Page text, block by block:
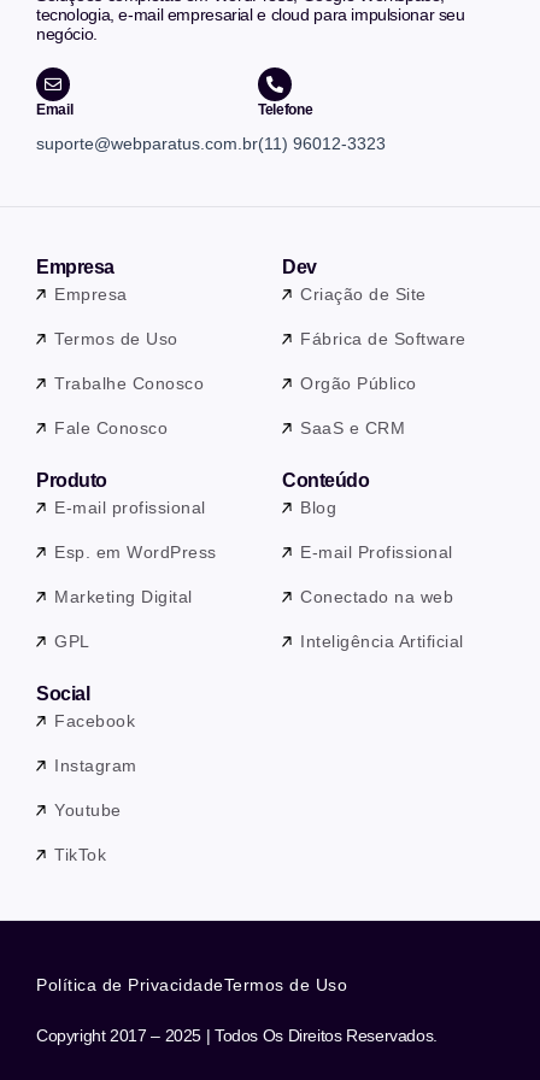
tecnologia, e-mail empresarial e cloud para impulsionar seu
negócio.
Email
suporte@webparatus.com.br
Telefone
(11) 96012-3323
Empresa
Empresa
Termos de Uso
Trabalhe Conosco
Fale Conosco
Dev
Criação de Site
Fábrica de Software
Orgão Público
SaaS e CRM
Produto
E-mail profissional
Esp. em WordPress
Marketing Digital
GPL
Conteúdo
Blog
E-mail Profissional
Conectado na web
Inteligência Artificial
Social
Facebook
Instagram
Youtube
TikTok
Copyright 2017 – 2025 | Todos Os Direitos Reservados.
Política de PrivacidadeTermos de Uso